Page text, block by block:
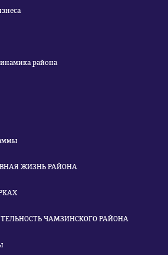
района
ЖИЗНЬ РАЙОНА
ЧАМЗИНСКОГО РАЙОНА